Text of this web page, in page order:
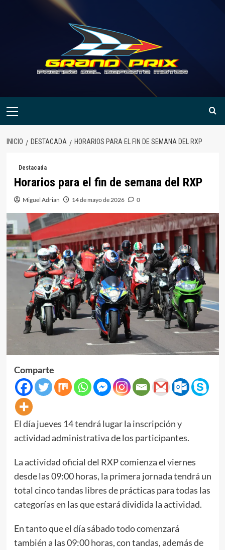
Menú
INICIO DESTACADA HORARIOS PARA EL FIN DE SEMANA DEL RXP
Destacada
Horarios para el fin de semana del RXP
Miguel Adrian 14 de mayo de 2026 0
Comparte
El día jueves 14 tendrá lugar la inscripción y
actividad administrativa de los participantes.
La actividad oficial del RXP comienza el viernes
desde las 09:00 horas, la primera jornada tendrá un
total cinco tandas libres de prácticas para todas las
categorías en las que estará dividida la actividad.
En tanto que el día sábado todo comenzará
también a las 09:00 horas, con tandas, además de